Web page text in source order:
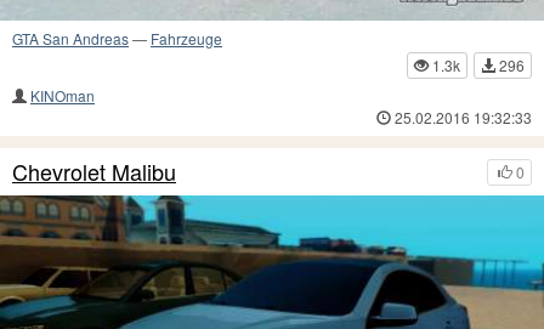
GTA San Andreas— Fahrzeuge
1.3k
296
KINOman
25.02.2016 19:32:33
0
Chevrolet Malibu